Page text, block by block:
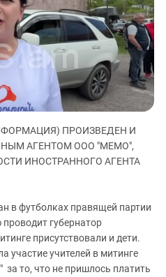
ЗА ПАЛЕСТИНУ
В ЧЕЧНЕ
АКТИВИСТОВ
И ПРОТЕСТЫ
ПРОИЗВЕДЕН И
АГЕНТОМ ООО "МЕМО",
ИНОСТРАННОГО АГЕНТА
в футболках правящей партии
губернатор
присутствовали и дети.
участие учителей в митинге
то, что не пришлось платить